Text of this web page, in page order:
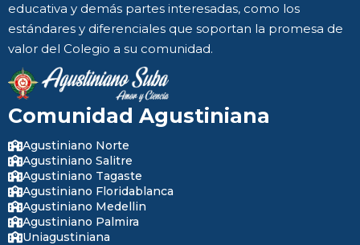
educativa y demás partes interesadas, como los
estándares y diferenciales que soportan la promesa de
valor del Colegio a su comunidad.
Comunidad Agustiniana
Agustiniano Norte
Agustiniano Salitre
Agustiniano Tagaste
Agustiniano Floridablanca
Agustiniano Medellin
Agustiniano Palmira
Uniagustiniana